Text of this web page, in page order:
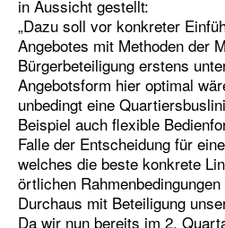
in Aussicht gestellt:
„Dazu soll vor konkreter
Angebotes mit Methoden der
Bürgerbeteiligung erstens
Angebotsform hier optimal
unbedingt eine
Beispiel auch flexible
Falle der Entscheidung für
welches die beste konkrete
örtlichen
Durchaus mit Beteiligung
Da wir nun bereits im 2.